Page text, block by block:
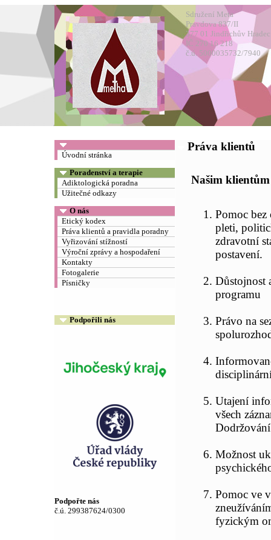
Sdružení Meta
Pravdova 837/II
377 01 Jindřichův Hradec
IČ 270 16 218
č.ú. 5000035732/7940
Úvodní stránka
Poradenství a terapie
Adiktologická poradna
Užitečné odkazy
O nás
Etický kodex
Práva klientů a pravidla poradny
Vyřizování stížností
Výroční zprávy a hospodaření
Kontakty
Fotogalerie
Písničky
Podpořili nás
Podpořte nás
č.ú. 299387624/0300
Práva klientů
Našim
Pomoc
pleti,
zdravotní
postavení.
Důstojnost
programu
Právo na
Utajení
všech
Možnost
Pomoc ve
fyzickým